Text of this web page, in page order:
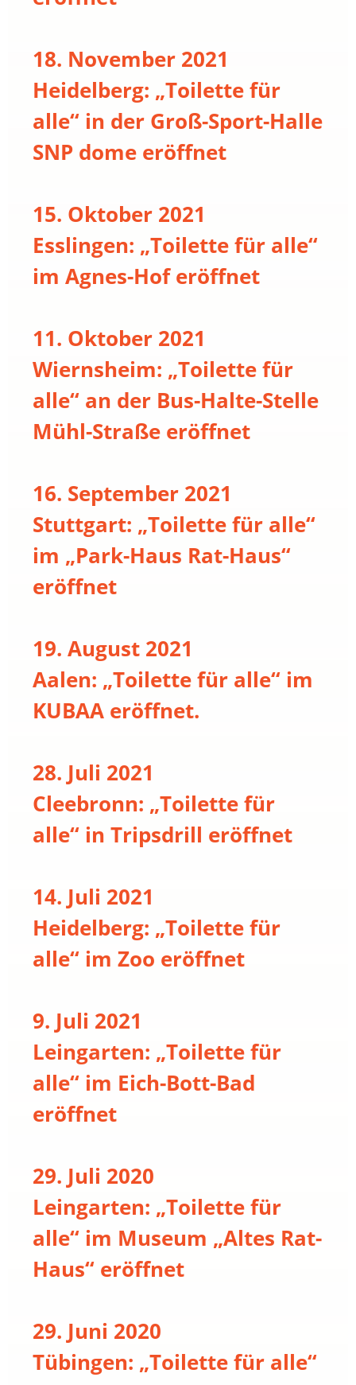
18. November 2021
Heidelberg: „Toilette für
alle“ in der Groß-Sport-Halle
SNP dome eröffnet
15. Oktober 2021
Esslingen: „Toilette für alle“
im Agnes-Hof eröffnet
11. Oktober 2021
Wiernsheim: „Toilette für
alle“ an der Bus-Halte-Stelle
Mühl-Straße eröffnet
16. September 2021
Stuttgart: „Toilette für alle“
im „Park-Haus Rat-Haus“
eröffnet
19. August 2021
Aalen: „Toilette für alle“ im
KUBAA eröffnet.
28. Juli 2021
Cleebronn: „Toilette für
alle“ in Tripsdrill eröffnet
14. Juli 2021
Heidelberg: „Toilette für
alle“ im Zoo eröffnet
9. Juli 2021
Leingarten: „Toilette für
alle“ im Eich-Bott-Bad
eröffnet
29. Juli 2020
Leingarten: „Toilette für
alle“ im Museum „Altes Rat-
Haus“ eröffnet
29. Juni 2020
Tübingen: „Toilette für alle“